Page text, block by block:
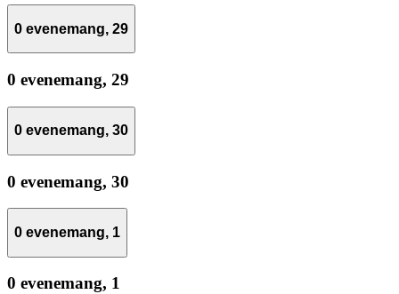
0 evenemang, 29
0 evenemang, 29
0 evenemang, 30
0 evenemang, 30
0 evenemang, 1
0 evenemang, 1